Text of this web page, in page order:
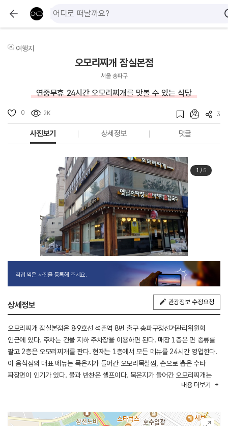
여행지
오모리찌개 잠실본점
서울 송파구
연중무휴 24시간 오모리찌개를 맛볼 수 있는 식당
0 2K 3
사진보기 상세정보 댓글
1/ 5
직접 찍은 사진을 등록해 주세요.
상세정보 관광정보 수정요청
오모리찌개 잠실본점은 8·9호선 석촌역 8번 출구 송파구청선거관리위원회
인근에 있다. 주차는 건물 지하 주차장을 이용하면 된다. 매장 1층은 면 종류를
팔고 2층은 오모리찌개를 판다. 현재는 1층에서 모든 메뉴를 24시간 영업한다.
이 음식점의 대표 메뉴는 묵은지가 들어간 오모리목살찜, 손으로 뽑은 수타
짜장면이 인기가 있다. 물과 반찬은 셀프이다. 묵은지가 들어간 오모리찌개는
1인 경우 공깃밥, 2인부터 즉석조리 밥을 제공한다. 그 밖에 칼국수, 오모리
송파나루공원, 석촌호수, 유명테마공원이 있어 연계 관광을 할 수 있다.
내용 더보기